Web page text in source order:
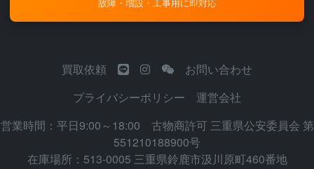
買取依頼
お問い合わせ
プライバシーポリシー
運営会社
営業時間：平日9:00～18:00 古物商許可 三重県公安委員会 第
551210188900号
在庫場所：513-0005 三重県鈴鹿市汲川原町460番地